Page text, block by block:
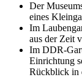
Der
eines
Im
aus der Zeit
Im DDR-
Einrichtung
Rückblick in